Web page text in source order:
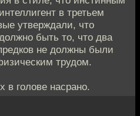
в третьем
утверждали, что
быть то, что два
не должны были
трудом.
в голове насрано.